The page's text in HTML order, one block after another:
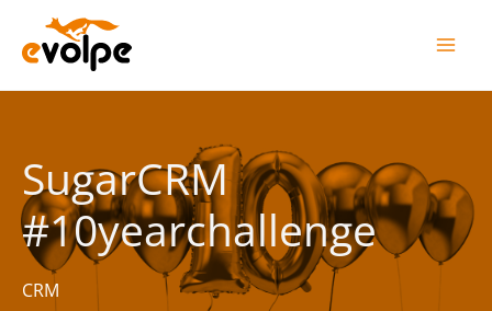
Перейти
SugarCRM
#10yearchallenge
CRM